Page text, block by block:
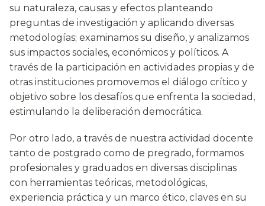
su naturaleza, causas y efectos planteando
preguntas de investigación y aplicando diversas
metodologías; examinamos su diseño, y analizamos
sus impactos sociales, económicos y políticos. A
través de la participación en actividades propias y de
otras instituciones promovemos el diálogo crítico y
objetivo sobre los desafíos que enfrenta la sociedad,
estimulando la deliberación democrática.
Por otro lado, a través de nuestra actividad docente
tanto de postgrado como de pregrado, formamos
profesionales y graduados en diversas disciplinas
con herramientas teóricas, metodológicas,
experiencia práctica y un marco ético, claves en su